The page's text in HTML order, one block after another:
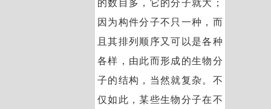
的数目多，它的分子就大；
因为构件分子不只一种，而
且其排列顺序又可以是各种
各样，由此而形成的生物分
子的结构，当然就复杂。不
仅如此，某些生物分子在不